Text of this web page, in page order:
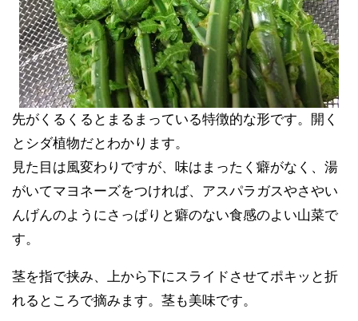
先がくるくるとまるまっている特徴的な形です。開く
とシダ植物だとわかります。
見た目は風変わりですが、味はまったく癖がなく、湯
がいてマヨネーズをつければ、アスパラガスやさやい
んげんのようにさっぱりと癖のない食感のよい山菜で
す。
茎を指で挟み、上から下にスライドさせてポキッと折
れるところで摘みます。茎も美味です。